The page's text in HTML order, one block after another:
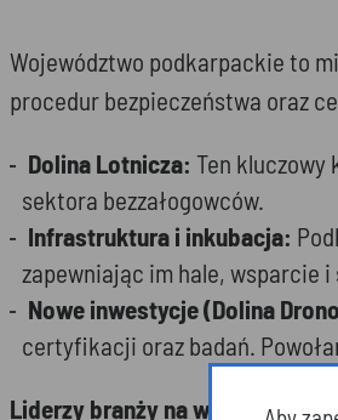
Województwo podkarpackie to
procedur bezpieczeństwa oraz
Dolina Lotnicza: Ten
sektora bezzałogowców.
Infrastruktura i inkubacja:
zapewniając im hale, wsparcie i
Nowe inwestycje (Dolina
certyfikacji oraz badań.
Liderzy branży na wyciągnięcie